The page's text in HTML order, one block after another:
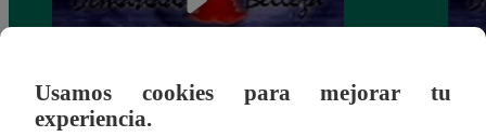
Demasiada Belleza, Martes 27 de agosto –
Usamos cookies para mejorar tu
experiencia.